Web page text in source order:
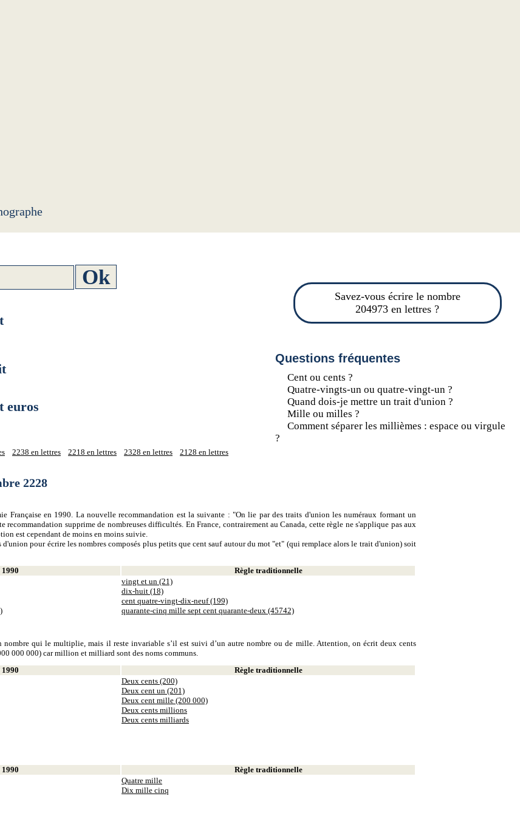
Savez-vous écrire le nombre
204973 en lettres ?
Questions fréquentes
Cent ou cents ?
Quatre-vingts-un ou quatre-vingt-un ?
Quand dois-je mettre un trait d'union ?
Mille ou milles ?
Comment séparer les millièmes : espace ou virgule
?
2238 en lettres 2218 en lettres 2328 en lettres 2128 en lettres
2228
Française en 1990. La nouvelle recommandation est la suivante : "On lie par des traits d'union les numéraux formant un
supprime de nombreuses difficultés. En France, contrairement au Canada, cette règle ne s'applique pas aux
est cependant de moins en moins suivie.
pour écrire les nombres composés plus petits que cent sauf autour du mot "et" (qui remplace alors le trait d'union) soit
Règle traditionnelle
vingt et un (21)
dix-huit (18)
cent quatre-vingt-dix-neuf (199)
quarante-cinq mille sept cent quarante-deux (45742)
nombre qui le multiplie, mais il reste invariable s’il est suivi d’un autre nombre ou de mille. Attention, on écrit deux cents
000 000) car million et milliard sont des noms communs.
Règle traditionnelle
Deux cents (200)
Deux cent un (201)
Deux cent mille (200 000)
Deux cents millions
Deux cents milliards
Règle traditionnelle
Quatre mille
Dix mille cinq